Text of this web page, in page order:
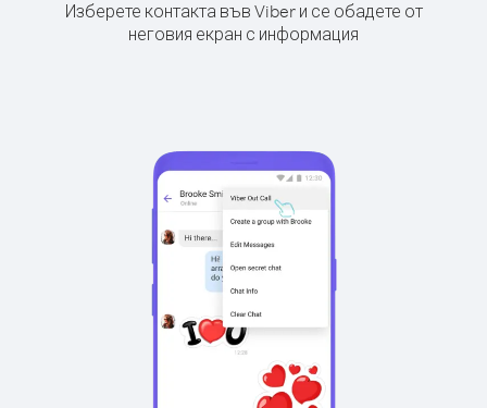
Изберете контакта във Viber и се обадете от
неговия екран с информация